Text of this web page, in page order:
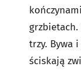
grzbietach.
trzy. Bywa
ściskają